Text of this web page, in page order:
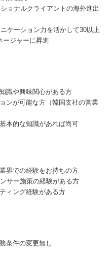
ョナルクライアントの海外進出
ケーション力を活かして30以上
ージャーに昇進
識や興味関心がある方
ンが可能な方（韓国支社の営業
本的な知識があれば尚可
界での経験をお持ちの方
サー施策の経験がある方
ィング経験がある方
条件の変更無し